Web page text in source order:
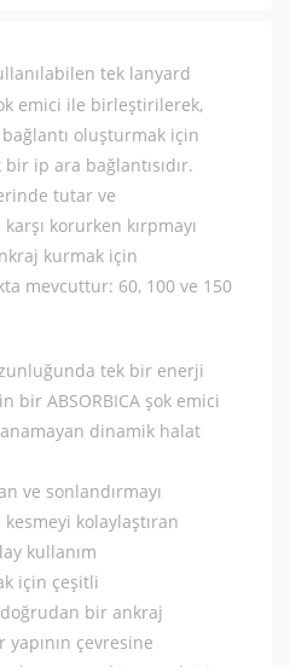
tek lanyard
emici ile birleştirilerek,
oluşturmak için
ip ara bağlantısıdır.
tutar ve
korurken kırpmayı
kurmak için
mevcuttur: 60, 100 ve 150
tek bir enerji
bir ABSORBICA şok emici
dinamik halat
ve sonlandırmayı
kolaylaştıran
kullanım
için çeşitli
bir ankraj
çevresine